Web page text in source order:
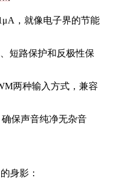
，就像电子界的节能
短路保护和反极性保
两种输入方式，兼容
确保声音纯净无杂音
身影：